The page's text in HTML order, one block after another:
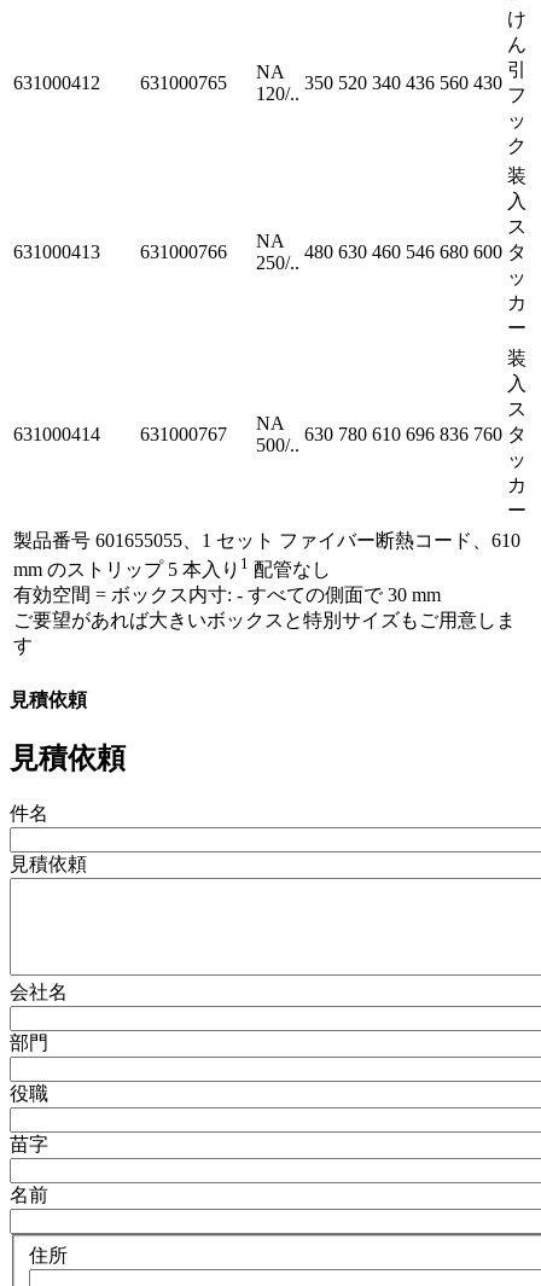
631000412 631000765
NA
120/..
350 520 340 436 560 430
け
ん
引
フ
ッ
ク
631000413 631000766
NA
250/..
480 630 460 546 680 600
装
入
ス
タ
ッ
カ
ー
631000414 631000767
NA
500/..
630 780 610 696 836 760
装
入
ス
タ
ッ
カ
ー
製品番号 601655055、1 セット ファイバー断熱コード、610
mm のストリップ 5 本入り 1 配管なし
有効空間 = ボックス内寸: - すべての側面で 30 mm
ご要望があれば大きいボックスと特別サイズもご用意しま
す
見積依頼
見積依頼
件名
見積依頼
会社名
部門
役職
苗字
名前
住所